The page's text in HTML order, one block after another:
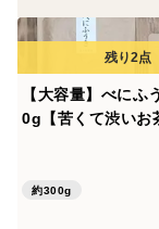
キレイな緑と強
日本茶畑
2020産です。
お湯で淹れても
★抹茶
おくみどり単一
【大容量】べにふ
0g【苦くて渋いお
約300g